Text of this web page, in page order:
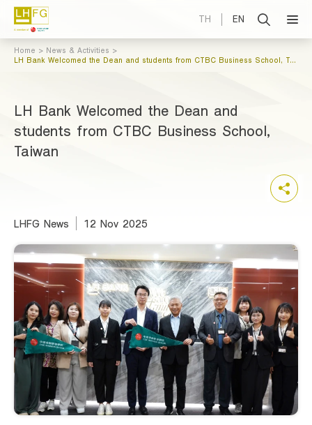
TH EN
Home
News & Activities
LH Bank Welcomed the Dean and students from CTBC Business School, Taiwan
LH Bank Welcomed the Dean and
students from CTBC Business School,
Taiwan
LHFG News 12 Nov 2025